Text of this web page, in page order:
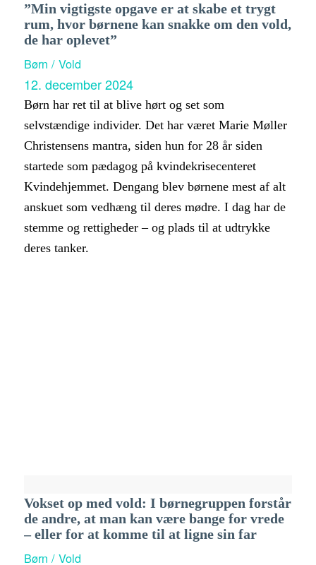
”Min vigtigste opgave er at skabe et trygt
rum, hvor børnene kan snakke om den vold,
de har oplevet”
Børn / Vold
12. december 2024
Børn har ret til at blive hørt og set som
selvstændige individer. Det har været Marie Møller
Christensens mantra, siden hun for 28 år siden
startede som pædagog på kvindekrisecenteret
Kvindehjemmet. Dengang blev børnene mest af alt
anskuet som vedhæng til deres mødre. I dag har de
stemme og rettigheder – og plads til at udtrykke
deres tanker.
Vokset op med vold: I børnegruppen forstår
de andre, at man kan være bange for vrede
– eller for at komme til at ligne sin far
Børn / Vold